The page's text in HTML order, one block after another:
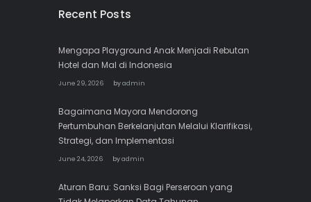
Recent Posts
Mengapa Playground Anak Menjadi Rebutan
Hotel dan Mal di Indonesia
June 29, 2026 byadmin
Bagaimana Mayora Mendorong
Pertumbuhan Berkelanjutan Melalui Klarifikasi,
Strategi, dan Implementasi
June 24, 2026 byadmin
Aturan Baru: Sanksi Bagi Perseroan yang